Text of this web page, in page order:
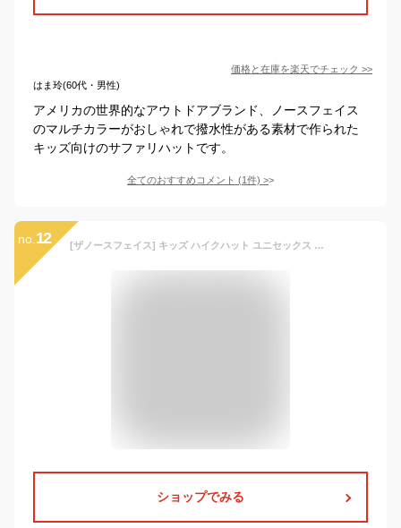
価格と在庫を楽天でチェック >>
はま玲(60代・男性)
アメリカの世界的なアウトドアブランド、ノースフェイス
のマルチカラーがおしゃれで撥水性がある素材で作られた
キッズ向けのサファリハットです。
全てのおすすめコメント (1件) >
no. 12 [ザノースフェイス] キッズ ハイクハット ユニセックス 麦わら 速乾 BEベージュ M
ショップでみる